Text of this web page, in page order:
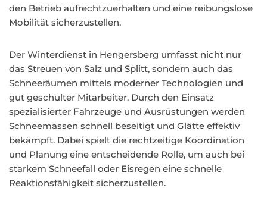
den Betrieb aufrechtzuerhalten und eine reibungslose
Mobilität sicherzustellen.
Der Winterdienst in Hengersberg umfasst nicht nur
das Streuen von Salz und Splitt, sondern auch das
Schneeräumen mittels moderner Technologien und
gut geschulter Mitarbeiter. Durch den Einsatz
spezialisierter Fahrzeuge und Ausrüstungen werden
Schneemassen schnell beseitigt und Glätte effektiv
bekämpft. Dabei spielt die rechtzeitige Koordination
und Planung eine entscheidende Rolle, um auch bei
starkem Schneefall oder Eisregen eine schnelle
Reaktionsfähigkeit sicherzustellen.